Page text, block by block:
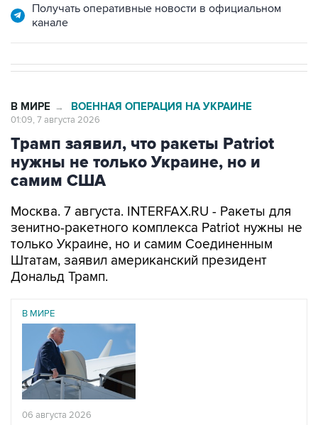
Получать оперативные новости в официальном
канале
В МИРЕ → ВОЕННАЯ ОПЕРАЦИЯ НА УКРАИНЕ
01:09, 7 августа 2026
Трамп заявил, что ракеты Patriot
нужны не только Украине, но и
самим США
Москва. 7 августа. INTERFAX.RU - Ракеты для
зенитно-ракетного комплекса Patriot нужны не
только Украине, но и самим Соединенным
Штатам, заявил американский президент
Дональд Трамп.
В МИРЕ
06 августа 2026